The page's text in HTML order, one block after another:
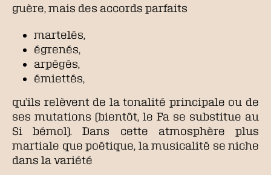
guère, mais des accords parfaits
martelés,
égrenés,
arpégés,
émiettés,
qu’ils relèvent de la tonalité principale ou de
ses mutations (bientôt, le Fa se substitue au
Si bémol). Dans cette atmosphère plus
martiale que poétique, la musicalité se niche
dans la variété